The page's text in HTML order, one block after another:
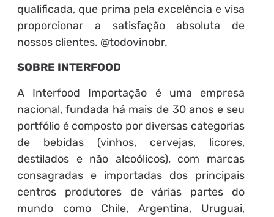
qualificada, que prima pela excelência e visa
proporcionar a satisfação absoluta de
nossos clientes. @todovinobr.
SOBRE INTERFOOD
A Interfood Importação é uma empresa
nacional, fundada há mais de 30 anos e seu
portfólio é composto por diversas categorias
de bebidas (vinhos, cervejas, licores,
destilados e não alcoólicos), com marcas
consagradas e importadas dos principais
centros produtores de várias partes do
mundo como Chile, Argentina, Uruguai,